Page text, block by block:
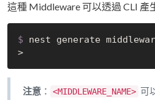
這種 Middleware 可以透過 CLI 產
$ nest generate middleware
>
注意 ： <MIDDLEWARE_NAME> 可